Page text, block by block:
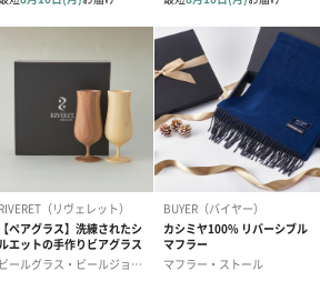
ーツ
ツを同梱してお届けいたします。ギフト